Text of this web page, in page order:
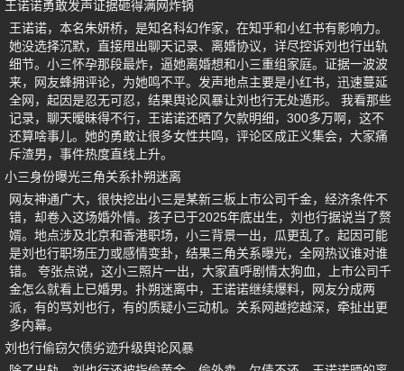
王诺诺勇敢发声证据砸得满网炸锅
王诺诺，本名朱妍桥，是知名科幻作家，在知乎和小红书有影响力。
她没选择沉默，直接甩出聊天记录、离婚协议，详尽控诉刘也行出轨
细节。小三怀孕那段最炸，逼她离婚想和小三重组家庭。证据一波波
来，网友蜂拥评论，为她鸣不平。发声地点主要是小红书，迅速蔓延
全网，起因是忍无可忍，结果舆论风暴让刘也行无处遁形。 我看那些
记录，聊天暧昧得不行，王诺诺还晒了欠款明细，300多万啊，这不
还算啥事儿。她的勇敢让很多女性共鸣，评论区成正义集会，大家痛
斥渣男，事件热度直线上升。
小三身份曝光三角关系扑朔迷离
网友神通广大，很快挖出小三是某新三板上市公司千金，经济条件不
错，却卷入这场婚外情。孩子已于2025年底出生，刘也行据说当了赘
婿。地点涉及北京和香港职场，小三背景一出，瓜更乱了。起因可能
是刘也行职场压力或感情变卦，结果三角关系曝光，全网热议谁对谁
错。 夸张点说，这小三照片一出，大家直呼剧情太狗血，上市公司千
金怎么就看上已婚男。扑朔迷离中，王诺诺继续爆料，网友分成两
派，有的骂刘也行，有的质疑小三动机。关系网越挖越深，牵扯出更
多内幕。
刘也行偷窃欠债劣迹升级舆论风暴